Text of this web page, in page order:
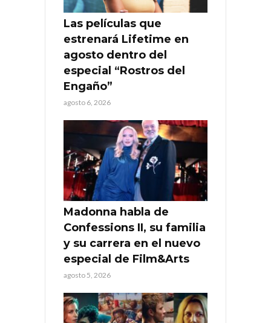
Las películas que
estrenará Lifetime en
agosto dentro del
especial “Rostros del
Engaño”
agosto 6, 2026
Madonna habla de
Confessions II, su familia
y su carrera en el nuevo
especial de Film&Arts
agosto 5, 2026